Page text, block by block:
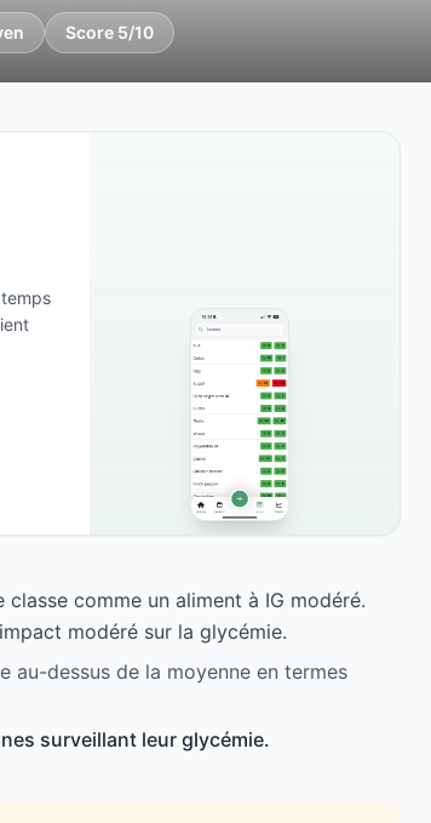
Score 5/10
comme un aliment à IG modéré.
modéré sur la glycémie.
au-dessus de la moyenne en termes
surveillant leur glycémie.